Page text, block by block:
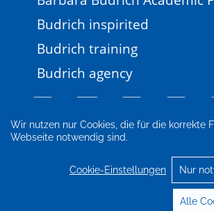
Wir nutzen nur Cookies, die für die korrekte
Webseite notwendig sind.
Cookie-Einstellungen Nur
Alle
Budrich inspirited
Budrich training
Budrich agency
Impressum
Datenschutz
Cookie-
© 2026 Verlag Barbara Budrich